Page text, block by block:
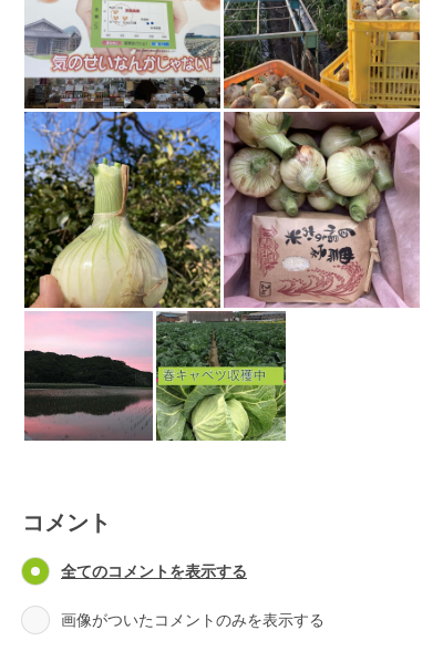
コメント
全てのコメントを表示する
画像がついたコメントのみを表示する